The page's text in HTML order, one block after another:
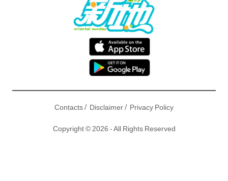
Contacts/ Disclaimer/ Privacy Policy
Copyright © 2026 - All Rights Reserved